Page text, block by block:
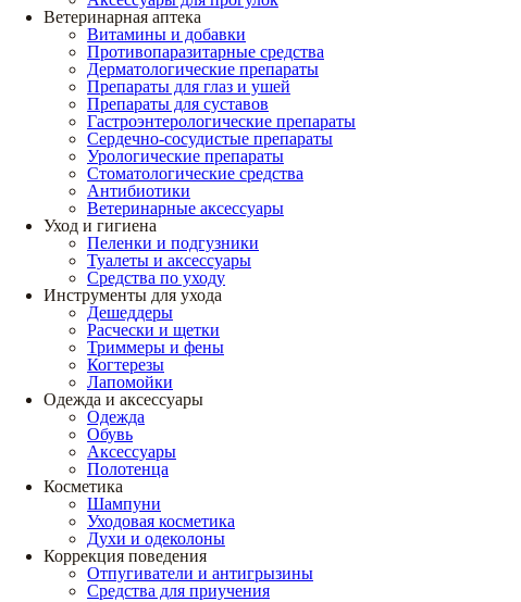
Ветеринарная аптека
Витамины и добавки
Противопаразитарные средства
Дерматологические препараты
Препараты для глаз и ушей
Препараты для суставов
Гастроэнтерологические препараты
Сердечно-сосудистые препараты
Урологические препараты
Стоматологические средства
Антибиотики
Ветеринарные аксессуары
Уход и гигиена
Пеленки и подгузники
Туалеты и аксессуары
Средства по уходу
Инструменты для ухода
Дешеддеры
Расчески и щетки
Триммеры и фены
Когтерезы
Лапомойки
Одежда и аксессуары
Одежда
Обувь
Аксессуары
Полотенца
Косметика
Шампуни
Уходовая косметика
Духи и одеколоны
Коррекция поведения
Отпугиватели и антигрызины
Средства для приучения